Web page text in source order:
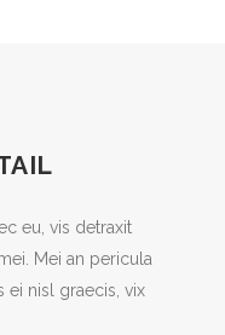
eu, vis detraxit
Mei an pericula
ei nisl graecis, vix